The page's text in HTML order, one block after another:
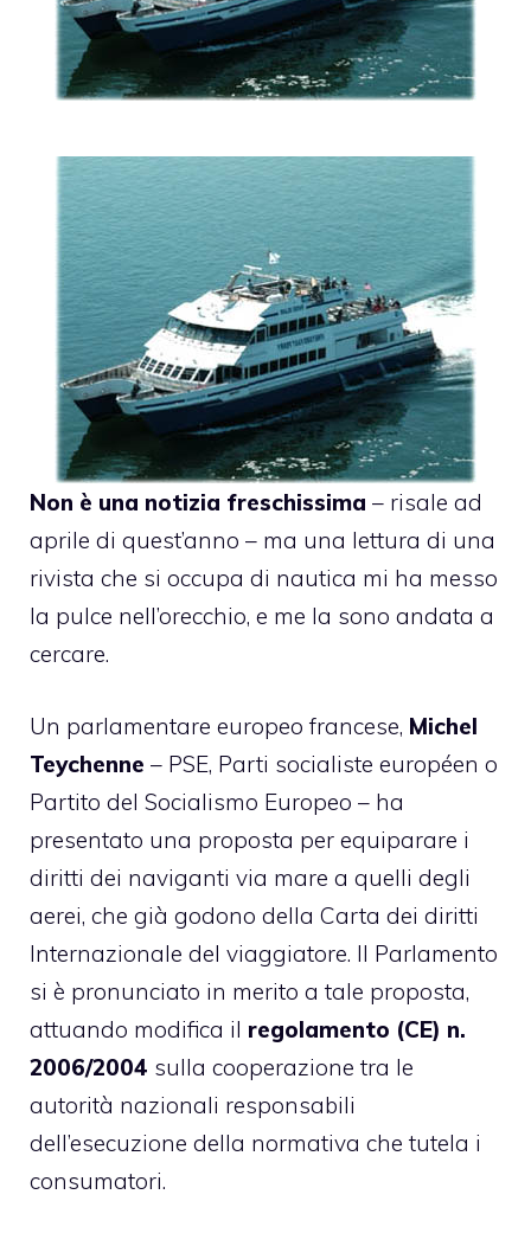
Non è una notizia freschissima – risale ad
aprile di quest’anno – ma una lettura di una
rivista che si occupa di nautica mi ha messo
la pulce nell’orecchio, e me la sono andata a
cercare.
Un parlamentare europeo francese, Michel
Teychenne – PSE, Parti socialiste européen o
Partito del Socialismo Europeo – ha
presentato una proposta per equiparare i
diritti dei naviganti via mare a quelli degli
aerei, che già godono della Carta dei diritti
Internazionale del viaggiatore. Il Parlamento
si è pronunciato in merito a tale proposta,
attuando modifica il regolamento (CE) n.
2006/2004 sulla cooperazione tra le
autorità nazionali responsabili
dell’esecuzione della normativa che tutela i
consumatori.